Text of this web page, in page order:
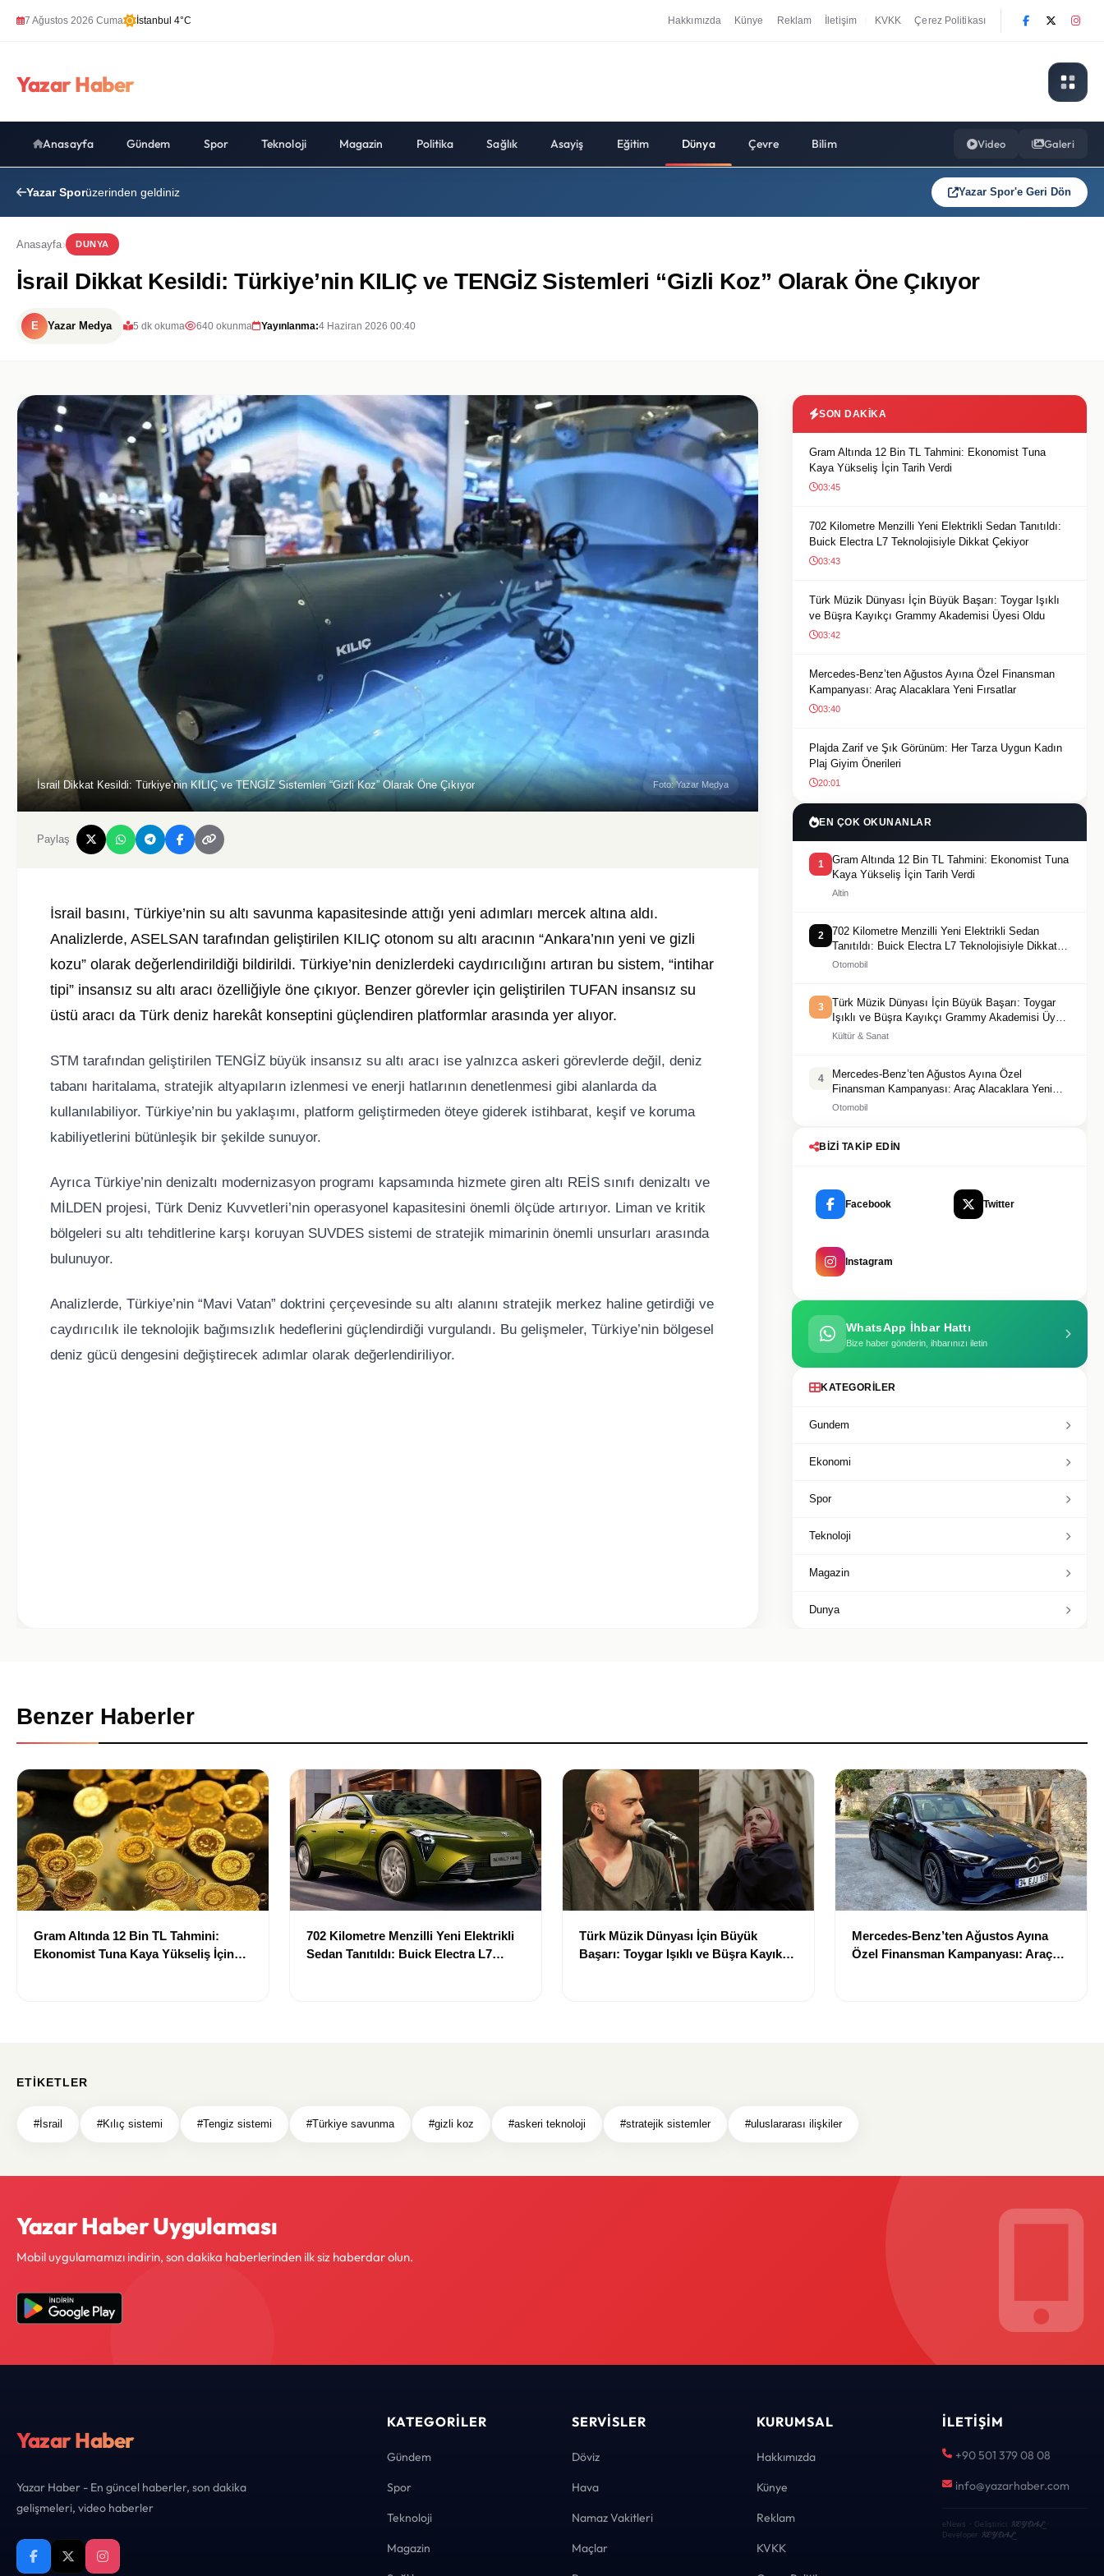
7 Ağustos 2026 Cuma İstanbul 4°C Hakkımızda Künye Reklam İletişim KVKK Çerez Politikası
Yazar Haber
Anasayfa Gündem Spor Teknoloji Magazin Politika Sağlık Asayiş Eğitim Dünya Çevre Bilim Video Galeri
Yazar Sporüzerinden geldiniz Yazar Spor'e Geri Dön
Anasayfa DUNYA
İsrail Dikkat Kesildi: Türkiye’nin KILIÇ ve TENGİZ Sistemleri “Gizli Koz” Olarak Öne Çıkıyor
E Yazar Medya 5 dk okuma 640 okunma Yayınlanma:4 Haziran 2026 00:40
İsrail Dikkat Kesildi: Türkiye’nin KILIÇ ve TENGİZ Sistemleri “Gizli Koz” Olarak Öne Çıkıyor Foto: Yazar Medya
Paylaş
İsrail basını, Türkiye’nin su altı savunma kapasitesinde attığı yeni adımları mercek altına aldı.
Analizlerde, ASELSAN tarafından geliştirilen KILIÇ otonom su altı aracının “Ankara’nın yeni ve gizli
kozu” olarak değerlendirildiği bildirildi. Türkiye’nin denizlerdeki caydırıcılığını artıran bu sistem, “intihar
tipi” insansız su altı aracı özelliğiyle öne çıkıyor. Benzer görevler için geliştirilen TUFAN insansız su
üstü aracı da Türk deniz harekât konseptini güçlendiren platformlar arasında yer alıyor.
STM tarafından geliştirilen TENGİZ büyük insansız su altı aracı ise yalnızca askeri görevlerde değil, deniz
tabanı haritalama, stratejik altyapıların izlenmesi ve enerji hatlarının denetlenmesi gibi alanlarda da
kullanılabiliyor. Türkiye’nin bu yaklaşımı, platform geliştirmeden öteye giderek istihbarat, keşif ve koruma
kabiliyetlerini bütünleşik bir şekilde sunuyor.
Ayrıca Türkiye’nin denizaltı modernizasyon programı kapsamında hizmete giren altı REİS sınıfı denizaltı ve
MİLDEN projesi, Türk Deniz Kuvvetleri’nin operasyonel kapasitesini önemli ölçüde artırıyor. Liman ve kritik
bölgeleri su altı tehditlerine karşı koruyan SUVDES sistemi de stratejik mimarinin önemli unsurları arasında
bulunuyor.
Analizlerde, Türkiye’nin “Mavi Vatan” doktrini çerçevesinde su altı alanını stratejik merkez haline getirdiği ve
caydırıcılık ile teknolojik bağımsızlık hedeflerini güçlendirdiği vurgulandı. Bu gelişmeler, Türkiye’nin bölgesel
deniz gücü dengesini değiştirecek adımlar olarak değerlendiriliyor.
SON DAKIKA
Gram Altında 12 Bin TL Tahmini: Ekonomist Tuna
Kaya Yükseliş İçin Tarih Verdi
03:45
702 Kilometre Menzilli Yeni Elektrikli Sedan Tanıtıldı:
Buick Electra L7 Teknolojisiyle Dikkat Çekiyor
03:43
Türk Müzik Dünyası İçin Büyük Başarı: Toygar Işıklı
ve Büşra Kayıkçı Grammy Akademisi Üyesi Oldu
03:42
Mercedes-Benz’ten Ağustos Ayına Özel Finansman
Kampanyası: Araç Alacaklara Yeni Fırsatlar
03:40
Plajda Zarif ve Şık Görünüm: Her Tarza Uygun Kadın
Plaj Giyim Önerileri
20:01
EN ÇOK OKUNANLAR
1
Gram Altında 12 Bin TL Tahmini: Ekonomist Tuna
Kaya Yükseliş İçin Tarih Verdi
Altin
2
702 Kilometre Menzilli Yeni Elektrikli Sedan
Tanıtıldı: Buick Electra L7 Teknolojisiyle Dikkat
Çekiyor
Otomobil
3
Türk Müzik Dünyası İçin Büyük Başarı: Toygar
Işıklı ve Büşra Kayıkçı Grammy Akademisi Üyesi
Oldu
Kültür & Sanat
4
Mercedes-Benz’ten Ağustos Ayına Özel
Finansman Kampanyası: Araç Alacaklara Yeni
Fırsatlar
Otomobil
BIZI TAKIP EDIN
Facebook Twitter
Instagram
WhatsApp İhbar Hattı
Bize haber gönderin, ihbarınızı iletin
KATEGORILER
Gundem
Ekonomi
Spor
Teknoloji
Magazin
Dunya
Benzer Haberler
Gram Altında 12 Bin TL Tahmini:
Ekonomist Tuna Kaya Yükseliş İçin
702 Kilometre Menzilli Yeni Elektrikli
Sedan Tanıtıldı: Buick Electra L7
Türk Müzik Dünyası İçin Büyük
Başarı: Toygar Işıklı ve Büşra Kayıkçı
Mercedes-Benz’ten Ağustos Ayına
Özel Finansman Kampanyası: Araç
ETIKETLER
#İsrail #Kılıç sistemi #Tengiz sistemi #Türkiye savunma #gizli koz #askeri teknoloji #stratejik sistemler #uluslararası ilişkiler
Yazar Haber Uygulaması
Mobil uygulamamızı indirin, son dakika haberlerinden ilk siz haberdar olun.
Yazar Haber
Yazar Haber - En güncel haberler, son dakika
gelişmeleri, video haberler
KATEGORILER
Gündem
Spor
Teknoloji
Magazin
SERVISLER
Döviz
Hava
Namaz Vakitleri
Maçlar
KURUMSAL
Hakkımızda
Künye
Reklam
KVKK
İLETIŞIM
+90 501 379 08 08
info@yazarhaber.com
eNews · Geliştirici KEYDAL·
Developer KEYDAL